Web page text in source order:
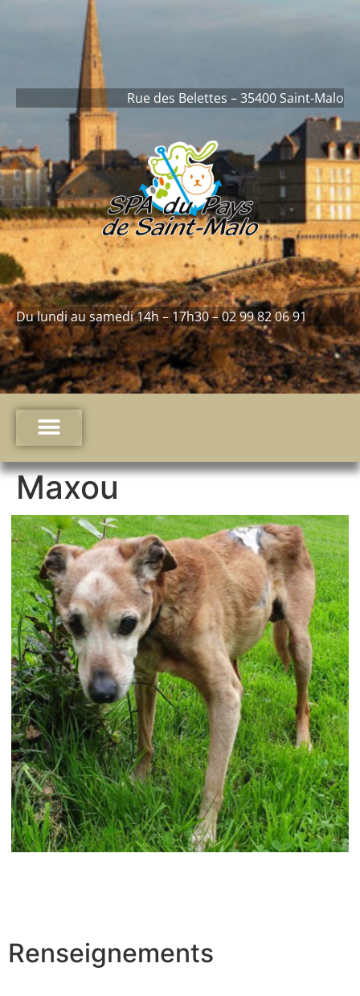
Rue des Belettes – 35400 Saint-Malo
Du lundi au samedi 14h – 17h30 – 02 99 82 06 91
Maxou
Renseignements